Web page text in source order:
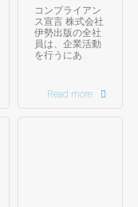
コンプライアン
ス宣言 株式会社
伊勢出版の全社
員は、企業活動
を行うにあ...
Read more